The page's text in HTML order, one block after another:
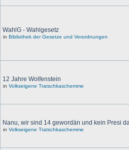
WahlG - Wahlgesetz
in Bibliothek der Gesetze und Verordnungen
12 Jahre Wolfenstein
in Volkseigene Tratschkaschemme
Nanu, wir sind 14 gewordän und kein Presi
in Volkseigene Tratschkaschemme